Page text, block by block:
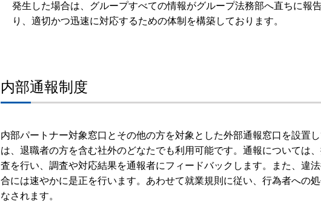
発生した場合は、グループすべての情報がグループ法務部へ直ちに報
り、適切かつ迅速に対応するための体制を構築しております。
内部通報制度
内部パートナー対象窓口とその他の方を対象とした外部通報窓口を設置
は、退職者の方を含む社外のどなたでも利用可能です。通報については
査を行い、調査や対応結果を通報者にフィードバックします。また、違
合には速やかに是正を行います。あわせて就業規則に従い、行為者への
なされます。